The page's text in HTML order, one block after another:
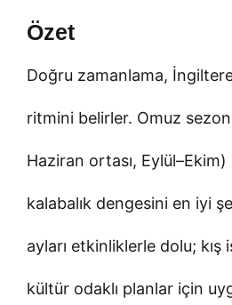
Özet
Doğru zamanlama,
ritmini belirler. Omuz
Haziran ortası,
kalabalık dengesini en iyi
ayları etkinliklerle dolu; kış
kültür odaklı planlar için